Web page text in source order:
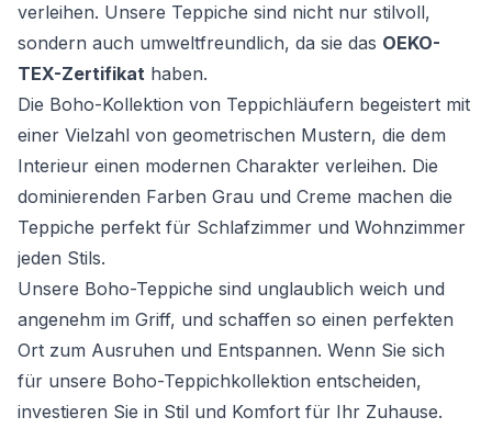
verleihen. Unsere Teppiche sind nicht nur stilvoll,
sondern auch umweltfreundlich, da sie das OEKO-
TEX-Zertifikat haben.
Die Boho-Kollektion von Teppichläufern begeistert mit
einer Vielzahl von geometrischen Mustern, die dem
Interieur einen modernen Charakter verleihen. Die
dominierenden Farben Grau und Creme machen die
Teppiche perfekt für Schlafzimmer und Wohnzimmer
jeden Stils.
Unsere Boho-Teppiche sind unglaublich weich und
angenehm im Griff, und schaffen so einen perfekten
Ort zum Ausruhen und Entspannen. Wenn Sie sich
für unsere Boho-Teppichkollektion entscheiden,
investieren Sie in Stil und Komfort für Ihr Zuhause.